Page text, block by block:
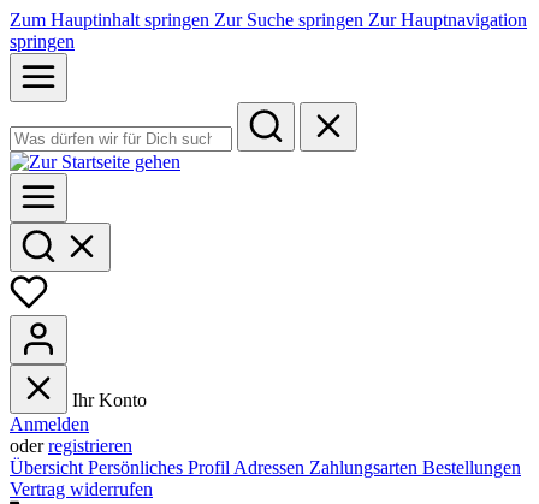
Zum Hauptinhalt springen Zur Suche springen Zur Hauptnavigation
springen
Ihr Konto
Anmelden
oderregistrieren
Übersicht Persönliches Profil Adressen Zahlungsarten Bestellungen
Vertrag widerrufen